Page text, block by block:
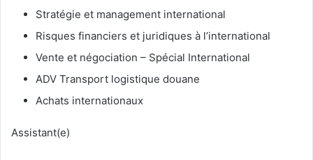
Stratégie et management international
Risques financiers et juridiques à l’international
Vente et négociation – Spécial International
ADV Transport logistique douane
Achats internationaux
Assistant(e)